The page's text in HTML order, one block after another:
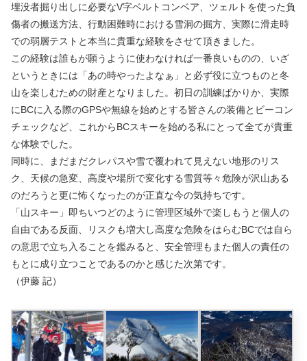
埋没者掘り出しに必要なV字ベルトコンベア、ツェルトを使った負
傷者の搬送方法、行動困難時における雪洞の掘方、実際に滑走時
での弱層テストと本当に貴重な経験をさせて頂きました。
この経験は誰もが願うように使わなければ一番良いものの、いざ
というときには「あの時やったよなぁ」と必ず役に立つものと冬
山を楽しむための財産となりました。初日の訓練ばかりか、実際
にBCに入る際のGPSや無線を始めとする皆さんの装備とビーコン
チェックなど、これからBCスキーを始める私にとって全てが貴重
な体験でした。
同時に、まだまだクレパスや雪で覆われて見えない地形のリス
ク、天候の急変、高度や場所で変化する雪質等々危険が沢山ある
のだろうと更に怖くなったのが正直な今の気持ちです。
「山スキー」即ちいつどのように管理区域外で楽しもうと個人の
自由である反面、リスクも増大し高度な危険をはらむBCでは自ら
の意思で立ち入ることを鑑みると、安全管理もまた個人の責任の
もとに成り立つことであるのかと感じた次第です。
（伊藤 記）